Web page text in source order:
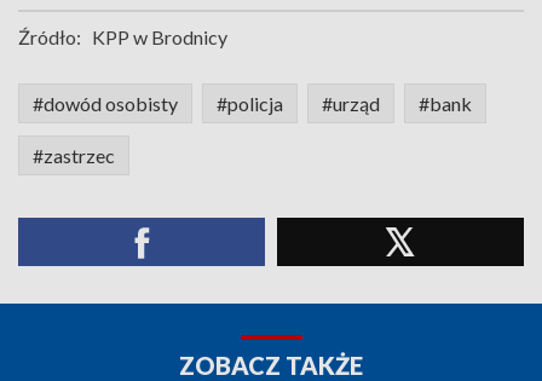
Źródło: KPP w Brodnicy
#dowód osobisty #policja #urząd #bank
#zastrzec
ZOBACZ TAKŻE